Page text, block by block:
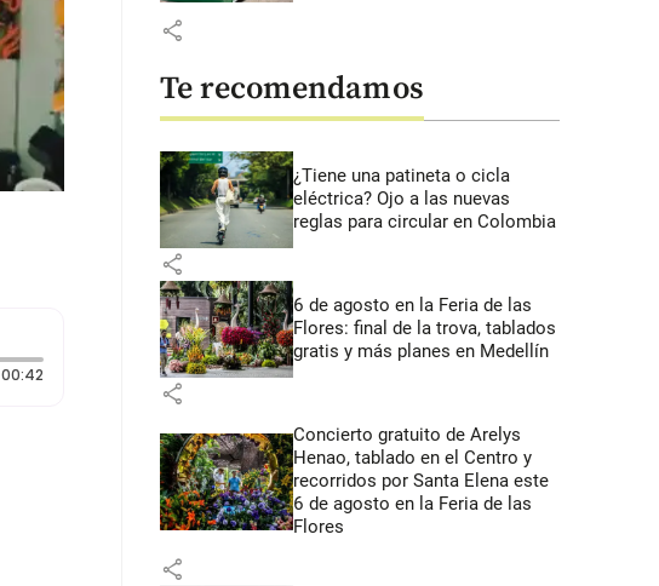
00:42Duración: 42 segundos
share
Te recomendamos
¿Tiene una patineta o cicla
eléctrica? Ojo a las nuevas
reglas para circular en Colombia
share
6 de agosto en la Feria de las
Flores: final de la trova, tablados
gratis y más planes en Medellín
share
Concierto gratuito de Arelys
Henao, tablado en el Centro y
recorridos por Santa Elena este
6 de agosto en la Feria de las
Flores
share